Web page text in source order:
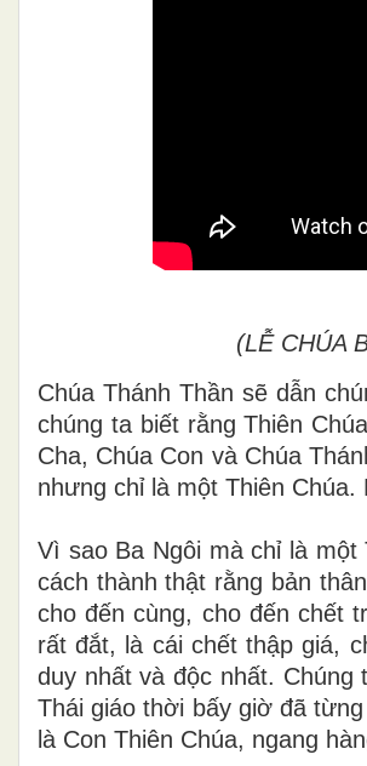
(LỄ CHÚA
Chúa Thánh Thần sẽ dẫn
chúng ta biết rằng Thiên
Cha, Chúa Con và Chúa
nhưng chỉ là một Thiên
Vì sao Ba Ngôi mà chỉ là
cách thành thật rằng bản
cho đến cùng, cho đến chết
rất đắt, là cái chết thập giá,
duy nhất và độc nhất. Chúng
Thái giáo thời bấy giờ đã
là Con Thiên Chúa, ngang